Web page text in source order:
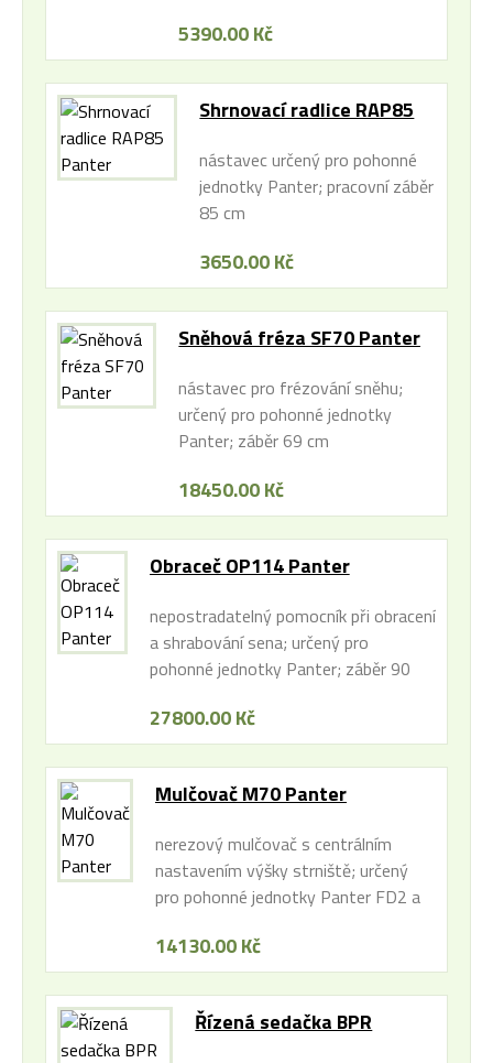
5390.00 Kč
Shrnovací radlice RAP85
nástavec určený pro pohonné
jednotky Panter; pracovní záběr
85 cm
3650.00 Kč
Sněhová fréza SF70 Panter
nástavec pro frézování sněhu;
určený pro pohonné jednotky
Panter; záběr 69 cm
18450.00 Kč
Obraceč OP114 Panter
nepostradatelný pomocník při obracení
a shrabování sena; určený pro
pohonné jednotky Panter; záběr 90
27800.00 Kč
Mulčovač M70 Panter
nerezový mulčovač s centrálním
nastavením výšky strniště; určený
pro pohonné jednotky Panter FD2 a
průjezdná šířka 955mm
14130.00 Kč
Řízená sedačka BPR